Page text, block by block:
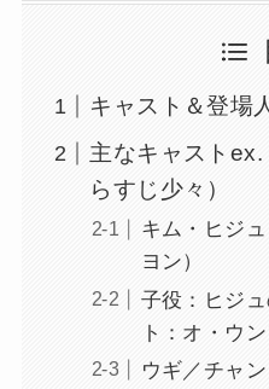
キャスト＆登場
主なキャスト
らすじ少々）
キム・ヒジ
ヨン）
子役：ヒジ
ト：オ・ウン
ウギ／チャ